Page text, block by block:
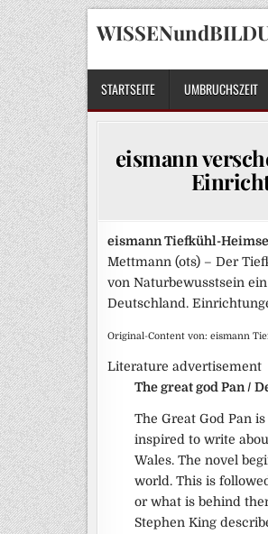
Skip
to
content
STARTSEITE UMBRUCHSZEIT
eismann
eismann Tiefkühl-
Mettmann (ots) – Der
von Naturbewusstsein
Deutschland.
Original-Content von: eismann
Literature advertisement
The great god Pan /
The Great God Pan
inspired to write
Wales. The novel
world. This is
or what is behind
Stephen King